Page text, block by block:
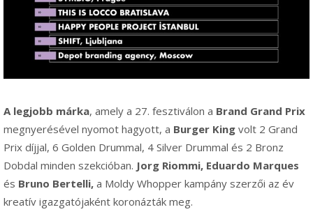
A legjobb márka, amely a 27. fesztiválon a Brand Grand Prix
megnyerésével nyomot hagyott, a Burger King volt 2 Grand
Prix díjjal, 6 Golden Drummal, 4 Silver Drummal és 2 Bronz
Dobdal minden szekcióban. Jorg Riommi, Eduardo Marques
és Bruno Bertelli, a Moldy Whopper kampány szerzői az év
kreatív igazgatójaként koronázták meg.